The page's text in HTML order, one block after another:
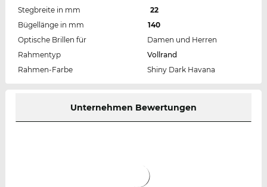
Stegbreite in mm
22
Bügellänge in mm
140
Optische Brillen für
Damen und Herren
Rahmentyp
Vollrand
Rahmen-Farbe
Shiny Dark Havana
Unternehmen Bewertungen